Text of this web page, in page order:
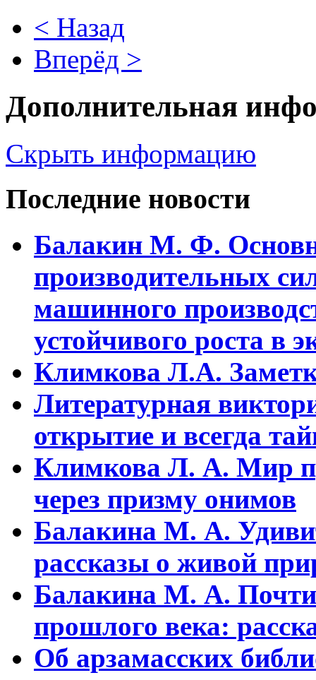
< Назад
Вперёд >
Дополнительная
Скрыть информацию
Последние новости
Балакин М. Ф.
пpоизводительных
машинного
устойчивого pоста в
Климкова Л.А.
Литературная
открытие и всегда
Климкова Л. А. Мир
через призму онимов
Балакина М. А.
рассказы о живой
Балакина М. А. Почти
прошлого века:
Об арзамасских